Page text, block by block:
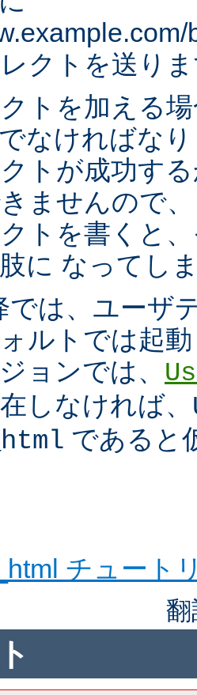
クトを送り
トを加える
なければな
トが成功す
ませんので
トを書くと
に なってし
では、ユーザ
ルトでは起
ョンでは、
しなければ、
であると
チュート